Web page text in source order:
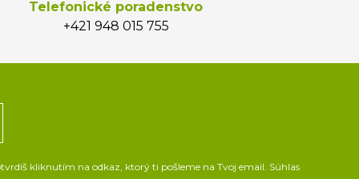
Telefonické poradenstvo
+421 948 015 755
kliknutím na odkaz, ktorý ti pošleme na Tvoj email. Súhlas